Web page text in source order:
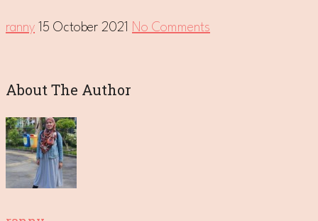
ranny 15 October 2021 No Comments
About The Author